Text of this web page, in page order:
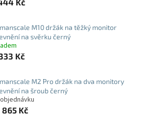
M10 držák na těžký monitor
na svěrku černý
Kč
M2 Pro držák na dva monitory
na šroub černý
865 Kč